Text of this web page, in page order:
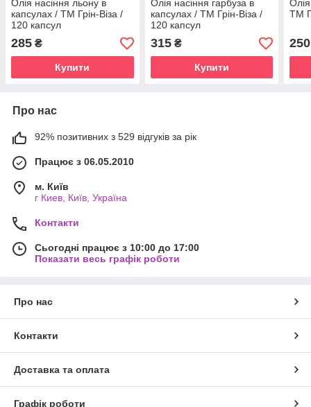
Олія насіння льону в
капсулах / ТМ Грін-Віза /
120 капсул
285 ₴
Купити
Олія насіння гарбуза в
капсулах / ТМ Грін-Віза /
120 капсул
315₴
Купити
ТМ
250
Про нас
92% позитивних з 529 відгуків за рік
Працює з 06.05.2010
м. Київ
г Киев, Київ, Україна
Контакти
Сьогодні працює з 10:00 до 17:00
Показати весь графік роботи
Про нас
Контакти
Доставка та оплата
Графік роботи